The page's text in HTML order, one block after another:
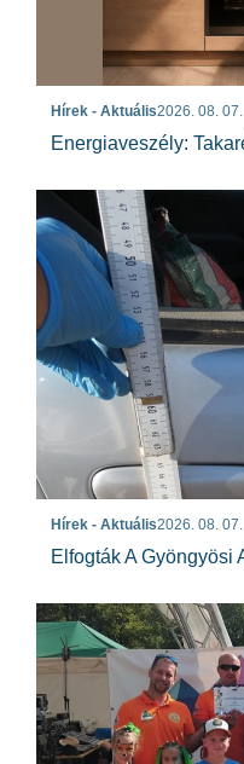
Hírek - Aktuális2026. 08. 07.
Energiaveszély:
Hírek - Aktuális2026. 08. 07.
Elfogták A Gyöngyösi